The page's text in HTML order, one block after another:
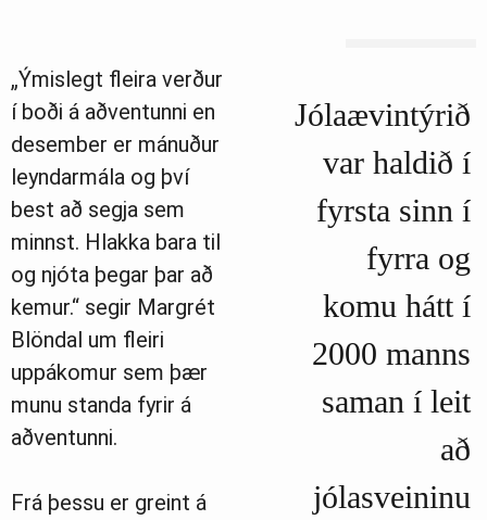
Jólaævintýrið
var haldið í
fyrsta sinn í
fyrra og
komu hátt í
2000 manns
saman í leit
að
jólasveininu
„Ýmislegt fleira verður
í boði á aðventunni en
desember er mánuður
leyndarmála og því
best að segja sem
minnst. Hlakka bara til
og njóta þegar þar að
kemur.“ segir Margrét
Blöndal um fleiri
uppákomur sem þær
munu standa fyrir á
aðventunni.
Frá þessu er greint á